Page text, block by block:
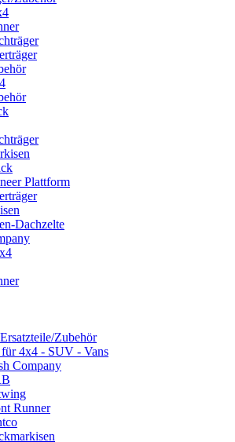
Plattform
Dachzelte
Zubehör
4x4 - SUV - Vans
Company
Runner